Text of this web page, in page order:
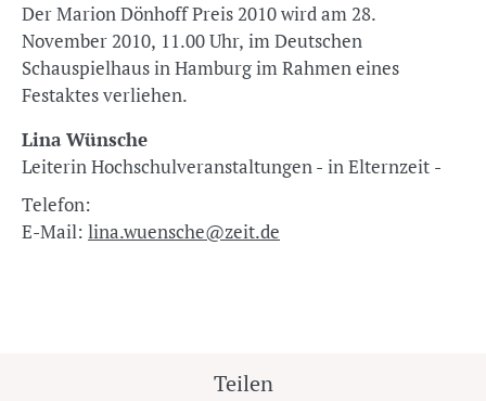
Der Marion Dönhoff Preis 2010 wird am 28.
November 2010, 11.00 Uhr, im Deutschen
Schauspielhaus in Hamburg im Rahmen eines
Festaktes verliehen.
Lina Wünsche
Leiterin Hochschulveranstaltungen - in Elternzeit -
Telefon:
E-Mail: lina.wuensche@zeit.de
Teilen